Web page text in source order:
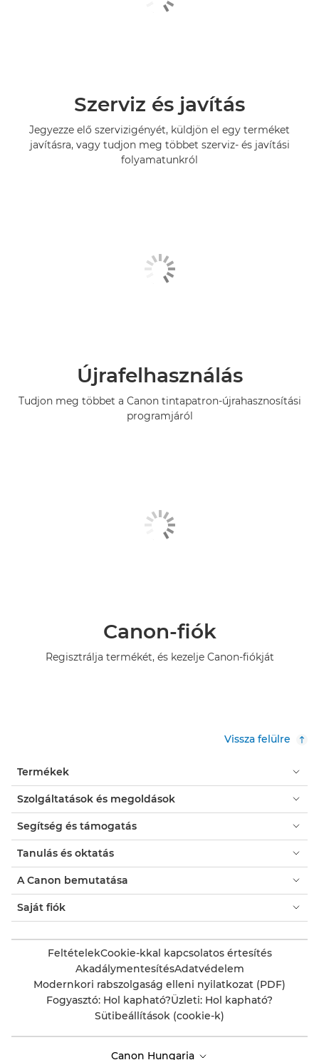
Szerviz és javítás
Jegyezze elő szervizigényét, küldjön el egy terméket
javításra, vagy tudjon meg többet szerviz- és javítási
folyamatunkról
Újrafelhasználás
Tudjon meg többet a Canon tintapatron-újrahasznosítási
programjáról
Canon-fiók
Regisztrálja termékét, és kezelje Canon-fiókját
Vissza felülre
Termékek
Szolgáltatások és megoldások
Segítség és támogatás
Tanulás és oktatás
A Canon bemutatása
Saját fiók
FeltételekCookie-kkal kapcsolatos értesítés
AkadálymentesítésAdatvédelem
Modernkori rabszolgaság elleni nyilatkozat (PDF)
Fogyasztó: Hol kapható?Üzleti: Hol kapható?
Sütibeállítások (cookie-k)
Canon Hungaria